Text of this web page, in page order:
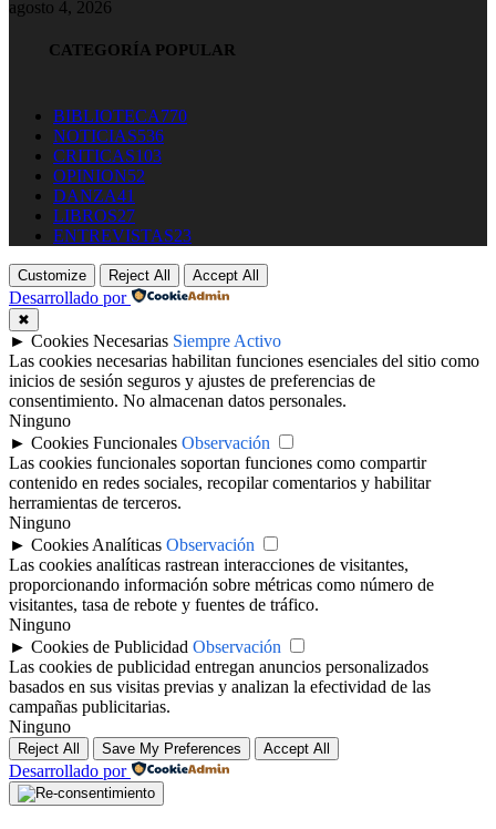
agosto 4, 2026
CATEGORÍA POPULAR
BIBLIOTECA770
NOTICIAS536
CRITICAS103
OPINION52
DANZA41
LIBROS27
ENTREVISTAS23
Customize Reject All Accept All
Desarrollado por
✖
► Cookies Necesarias Siempre Activo
Las cookies necesarias habilitan funciones esenciales del sitio como
inicios de sesión seguros y ajustes de preferencias de
consentimiento. No almacenan datos personales.
Ninguno
► Cookies Funcionales Observación
Las cookies funcionales soportan funciones como compartir
contenido en redes sociales, recopilar comentarios y habilitar
herramientas de terceros.
Ninguno
► Cookies Analíticas Observación
Las cookies analíticas rastrean interacciones de visitantes,
proporcionando información sobre métricas como número de
visitantes, tasa de rebote y fuentes de tráfico.
Ninguno
► Cookies de Publicidad Observación
Las cookies de publicidad entregan anuncios personalizados
basados en sus visitas previas y analizan la efectividad de las
campañas publicitarias.
Ninguno
Reject All Save My Preferences Accept All
Desarrollado por